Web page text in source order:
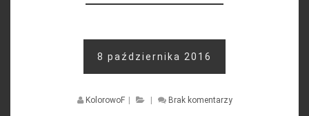
8 października 2016
KolorowoF Brak komentarzy